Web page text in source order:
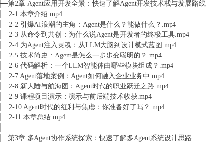
├─第2章 Agent应用开发全景：快速了解Agent开发技术栈与发展路线
│ 2-1 本章介绍.mp4
│ 2-2 引爆AI浪潮的主角：Agent是什么？能做什么？.mp4
│ 2-3 从命令到共创：为什么说Agent是开发者的终极工具.mp4
│ 2-4 为Agent注入灵魂：从LLM大脑到设计模式蓝图.mp4
│ 2-5 技术简史：Agent是怎么一步步变聪明的？.mp4
│ 2-6 代码解析：一个LLM智能体由哪些模块组成？.mp4
│ 2-7 Agent落地案例：Agent如何融入企业业务中.mp4
│ 2-8 新大陆与航海图：Agent时代的职业跃迁之路.mp4
│ 2-9 课程项目演示：演示与前后端技术收获.mp4
│ 2-10 Agent时代的红利与焦虑：你准备好了吗？.mp4
│ 2-11 本章总结.mp4
├─第3章 多Agent协作系统探索：快速了解多Agent系统设计思路